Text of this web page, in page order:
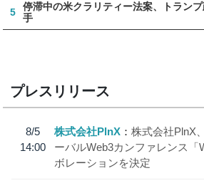
5
停滞中の米クラリティー法案、トラン
手
プレスリリース
8/5
14:00
株式会社PlnX
株式会社PlnX
ーバルWeb3カンファレンス「
ボレーションを決定